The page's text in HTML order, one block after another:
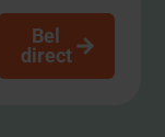
Bel
direct